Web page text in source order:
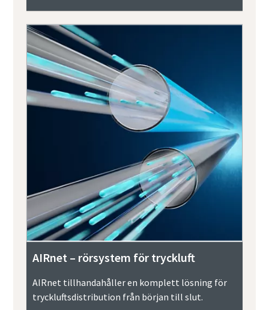
AIRnet – rörsystem för tryckluft
AIRnet tillhandahåller en komplett lösning för
tryckluftsdistribution från början till slut.